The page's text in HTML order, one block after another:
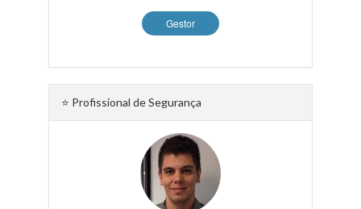
Gestor
⭐ Profissional de Segurança